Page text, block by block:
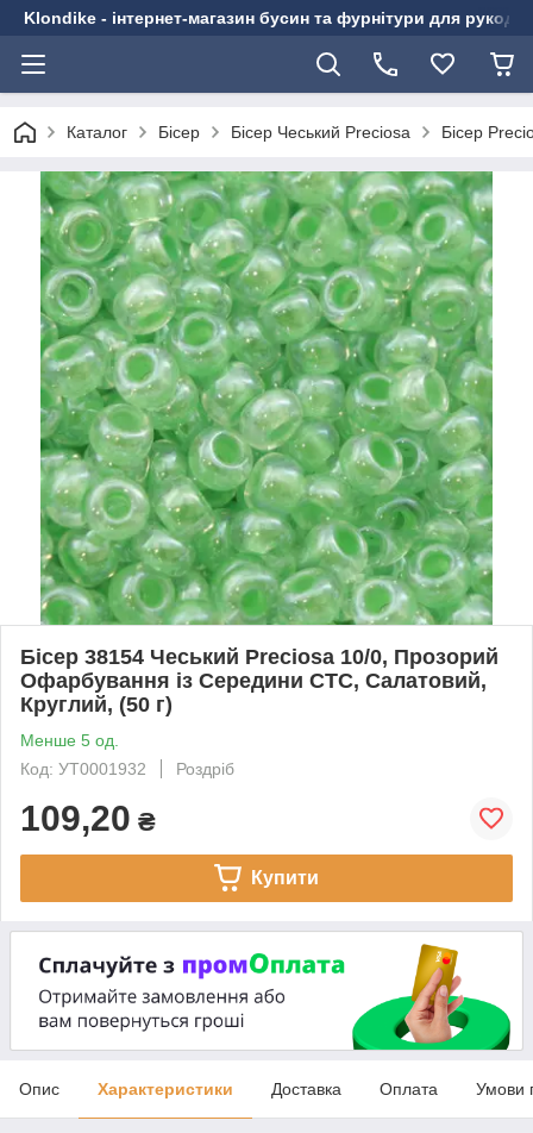
Klondike - інтернет-магазин бусин та фурнітури для
Каталог Бісер Бісер Чеський Preciosa Бісер
Бісер 38154 Чеський Preciosa 10/0, Прозорий
Офарбування із Середини CTC, Салатовий,
Круглий, (50 г)
Менше 5 од.
Код: УТ0001932
Роздріб
109,20 ₴
Купити
Опис Характеристики Доставка Оплата Умови